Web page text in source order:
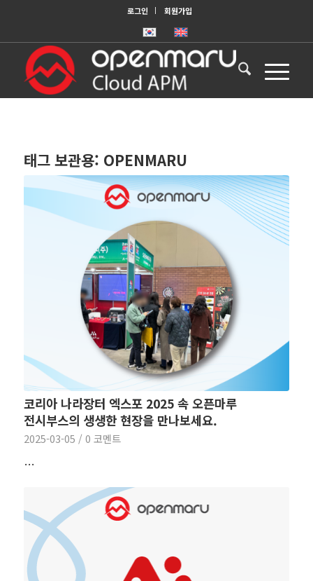
로그인 회원가입
태그 보관용: OPENMARU
코리아 나라장터 엑스포 2025 속 오픈마루
전시부스의 생생한 현장을 만나보세요.
2025-03-05 / 0 코멘트
…